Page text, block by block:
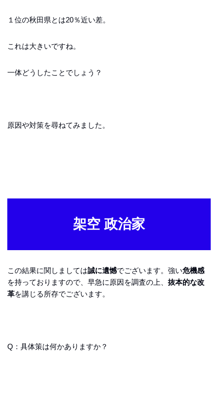
１位の秋田県とは20％近い差。
これは大きいですね。
一体どうしたことでしょう？
原因や対策を尋ねてみました。
架空 政治家
この結果に関しましては誠に遺憾でございます。強い危機感
を持っておりますので、早急に原因を調査の上、 抜本的な改
革を講じる所存でございます。
Q：具体策は何かありますか？